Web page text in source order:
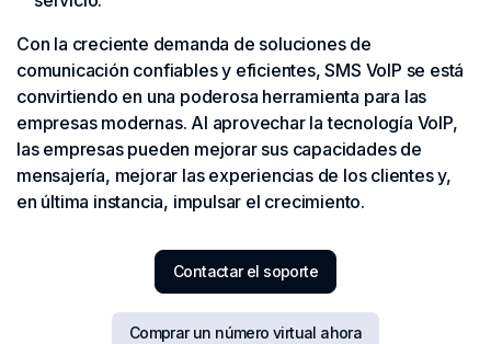
Con la creciente demanda de soluciones de
comunicación confiables y eficientes, SMS VoIP se está
convirtiendo en una poderosa herramienta para las
empresas modernas. Al aprovechar la tecnología VoIP,
las empresas pueden mejorar sus capacidades de
mensajería, mejorar las experiencias de los clientes y,
en última instancia, impulsar el crecimiento.
Contactar el soporte
Comprar un número virtual ahora